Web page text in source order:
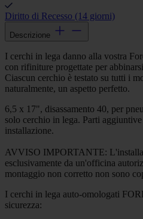
Diritto di Recesso (14 giorni)
Descrizione
I cerchi in lega danno alla vostra
con rifiniture progettate per
Ciascun cerchio è testato su tutti i
naturalmente, un aspetto perfetto.
6,5 x 17", disassamento 40, per
solo cerchio in lega. Parti
installazione.
AVVISO IMPORTANTE:
esclusivamente da un'officina
montaggio non corretto non sono
I cerchi in lega auto-omologati
sicurezza: